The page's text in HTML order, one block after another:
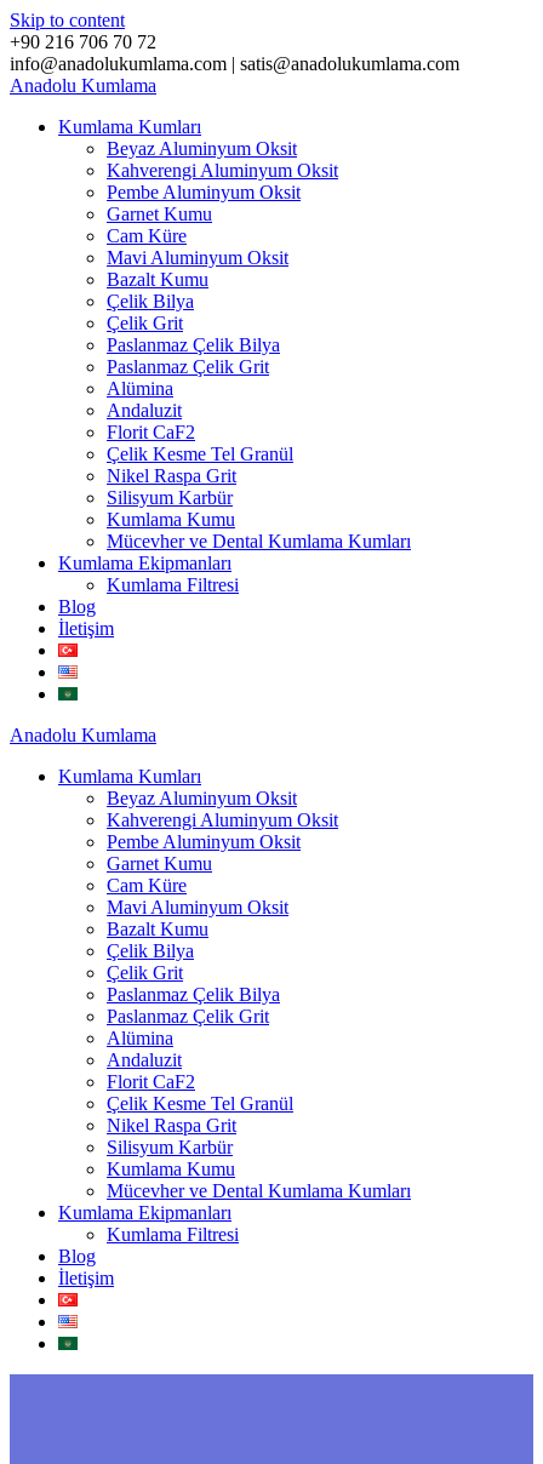
Skip to content
+90 216 706 70 72
info@anadolukumlama.com | satis@anadolukumlama.com
Anadolu Kumlama
Kumlama Kumları
Beyaz Aluminyum Oksit
Kahverengi Aluminyum Oksit
Pembe Aluminyum Oksit
Garnet Kumu
Cam Küre
Mavi Aluminyum Oksit
Bazalt Kumu
Çelik Bilya
Çelik Grit
Paslanmaz Çelik Bilya
Paslanmaz Çelik Grit
Alümina
Andaluzit
Florit CaF2
Çelik Kesme Tel Granül
Nikel Raspa Grit
Silisyum Karbür
Kumlama Kumu
Mücevher ve Dental Kumlama Kumları
Kumlama Ekipmanları
Kumlama Filtresi
Blog
İletişim
Anadolu Kumlama
Kumlama Kumları
Beyaz Aluminyum Oksit
Kahverengi Aluminyum Oksit
Pembe Aluminyum Oksit
Garnet Kumu
Cam Küre
Mavi Aluminyum Oksit
Bazalt Kumu
Çelik Bilya
Çelik Grit
Paslanmaz Çelik Bilya
Paslanmaz Çelik Grit
Alümina
Andaluzit
Florit CaF2
Çelik Kesme Tel Granül
Nikel Raspa Grit
Silisyum Karbür
Kumlama Kumu
Mücevher ve Dental Kumlama Kumları
Kumlama Ekipmanları
Kumlama Filtresi
Blog
İletişim